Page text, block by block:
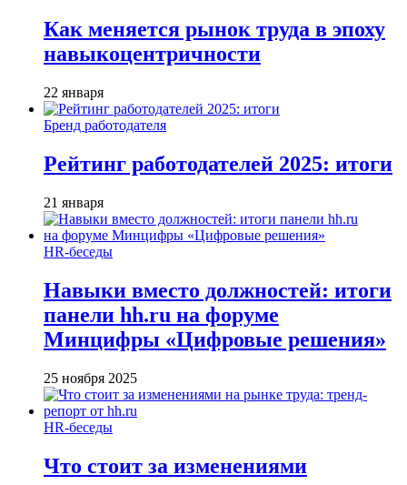
Как меняется рынок труда в эпоху
навыкоцентричности
22 января
Бренд работодателя
Рейтинг работодателей 2025: итоги
21 января
HR-беседы
Навыки вместо должностей: итоги
панели hh.ru на форуме
Минцифры «Цифровые решения»
25 ноября 2025
HR-беседы
Что стоит за изменениями